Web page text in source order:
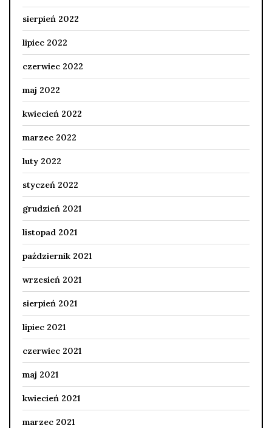
sierpień 2022
lipiec 2022
czerwiec 2022
maj 2022
kwiecień 2022
marzec 2022
luty 2022
styczeń 2022
grudzień 2021
listopad 2021
październik 2021
wrzesień 2021
sierpień 2021
lipiec 2021
czerwiec 2021
maj 2021
kwiecień 2021
marzec 2021